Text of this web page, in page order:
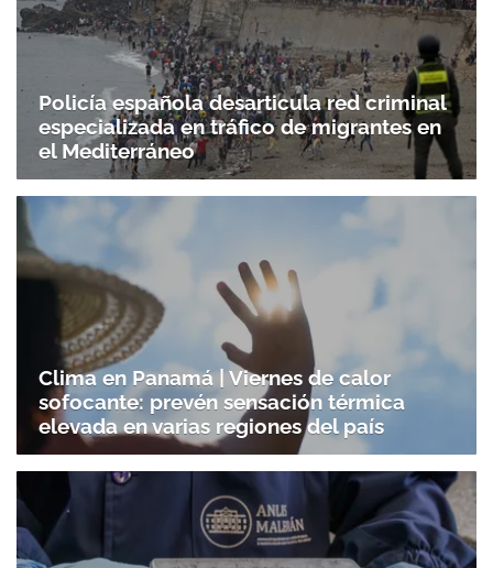
ACEPTAR
Policía española desarticula red criminal
especializada en tráfico de migrantes en
el Mediterráneo
Clima en Panamá | Viernes de calor
sofocante: prevén sensación térmica
elevada en varias regiones del país